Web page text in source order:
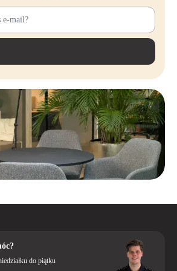
porady na temat odpowiedniej ramy do
Skontaktuj się z nami. Z przyjemnością
biurko!
do piątku